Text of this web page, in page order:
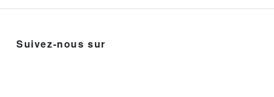
Suivez-nous sur